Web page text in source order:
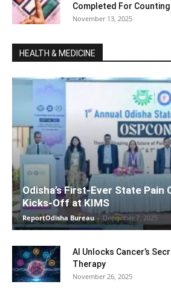
Completed For Counting
November 13, 2025
HEALTH & MEDICINE
Odisha’s First-Ever State
Kicks-Off at KIMS
ReportOdisha Bureau - December 7, 2025
AI Unlocks Cancer’s
Therapy
November 26, 2025